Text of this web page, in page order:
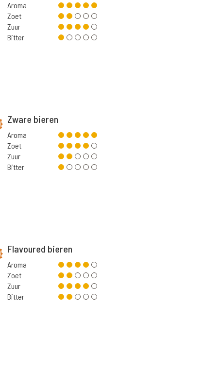
Aroma
Zoet
Zuur
Bitter
Zware bieren
Aroma
Zoet
Zuur
Bitter
Flavoured bieren
Aroma
Zoet
Zuur
Bitter